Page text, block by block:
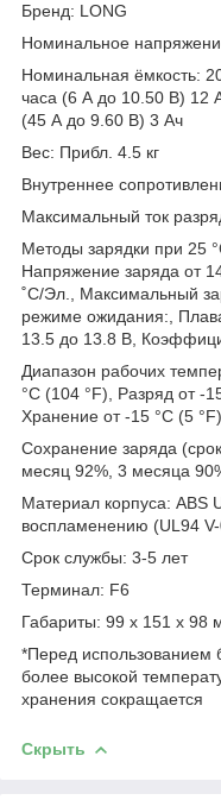
Бренд: LONG
Номинальное
Номинальная ёмкость:
часа (6 А до 10.50 В) 12
(45 А до 9.60 В) 3 Ач
Вес: Прибл. 4.5 кг
Внутреннее
Максимальный ток
Методы зарядки при 25
Напряжение заряда от
˚С/Эл., Максимальный
режиме ожидания:,
13.5 до 13.8 В,
Диапазон рабочих
°С (104 °F), Разряд от -
Хранение от -15 °С (5
Сохранение заряда
месяц 92%, 3 месяца
Материал корпуса: ABS
воспламенению (UL94
Срок службы: 3-5 лет
Терминал: F6
Габариты: 99 х 151 х 98
*Перед использованием
более высокой
хранения сокращается
Скрыть